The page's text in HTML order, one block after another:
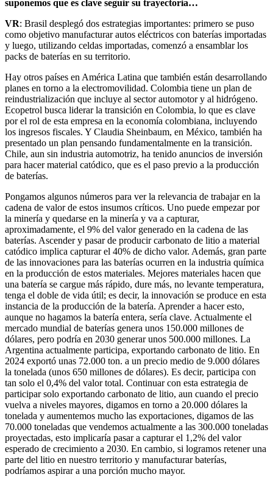
suponemos que es clave seguir su trayectoria…
VR: Brasil desplegó dos estrategias importantes: primero se puso
como objetivo manufacturar autos eléctricos con baterías importadas
y luego, utilizando celdas importadas, comenzó a ensamblar los
packs de baterías en su territorio.
Hay otros países en América Latina que también están desarrollando
planes en torno a la electromovilidad. Colombia tiene un plan de
reindustrialización que incluye al sector automotor y al hidrógeno.
Ecopetrol busca liderar la transición en Colombia, lo que es clave
por el rol de esta empresa en la economía colombiana, incluyendo
los ingresos fiscales. Y Claudia Sheinbaum, en México, también ha
presentado un plan pensando fundamentalmente en la transición.
Chile, aun sin industria automotriz, ha tenido anuncios de inversión
para hacer material catódico, que es el paso previo a la producción
de baterías.
Pongamos algunos números para ver la relevancia de trabajar en la
cadena de valor de estos insumos críticos. Uno puede empezar por
la minería y quedarse en la minería y va a capturar,
aproximadamente, el 9% del valor generado en la cadena de las
baterías. Ascender y pasar de producir carbonato de litio a material
catódico implica capturar el 40% de dicho valor. Además, gran parte
de las innovaciones para las baterías ocurren en la industria química
en la producción de estos materiales. Mejores materiales hacen que
una batería se cargue más rápido, dure más, no levante temperatura,
tenga el doble de vida útil; es decir, la innovación se produce en esta
instancia de la producción de la batería. Aprender a hacer esto,
aunque no hagamos la batería entera, sería clave. Actualmente el
mercado mundial de baterías genera unos 150.000 millones de
dólares, pero podría en 2030 generar unos 500.000 millones. La
Argentina actualmente participa, exportando carbonato de litio. En
2024 exportó unas 72.000 ton. a un precio medio de 9.000 dólares
la tonelada (unos 650 millones de dólares). Es decir, participa con
tan solo el 0,4% del valor total. Continuar con esta estrategia de
participar solo exportando carbonato de litio, aun cuando el precio
vuelva a niveles mayores, digamos en torno a 20.000 dólares la
tonelada y aumentemos mucho las exportaciones, digamos de las
70.000 toneladas que vendemos actualmente a las 300.000 toneladas
proyectadas, esto implicaría pasar a capturar el 1,2% del valor
esperado de crecimiento a 2030. En cambio, si logramos retener una
parte del litio en nuestro territorio y manufacturar baterías,
podríamos aspirar a una porción mucho mayor.